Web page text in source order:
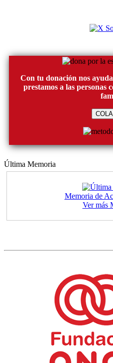
Con tu donación nos
prestamos a las personas
Última Memoria
Memoria de
Ver más